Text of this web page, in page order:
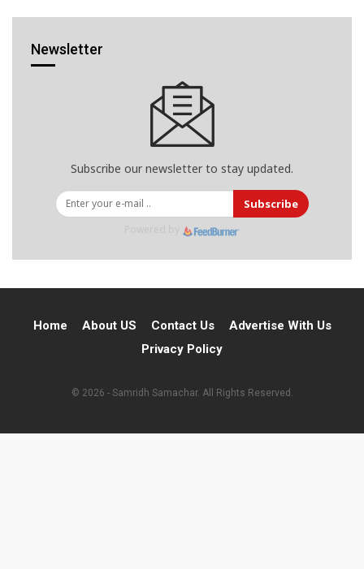
Newsletter
Subscribe our newsletter to stay updated.
Subscribe
Home About US Contact Us
Advertise With Us
Privacy Policy
© 2026 - Samridh Samachar. All Rights Reserved.